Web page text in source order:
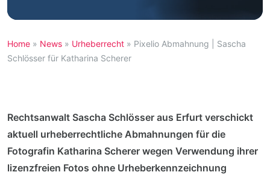
Home » News » Urheberrecht » Pixelio Abmahnung | Sascha
Schlösser für Katharina Scherer
Rechtsanwalt Sascha Schlösser aus Erfurt verschickt
aktuell urheberrechtliche Abmahnungen für die
Fotografin Katharina Scherer wegen Verwendung ihrer
lizenzfreien Fotos ohne Urheberkennzeichnung